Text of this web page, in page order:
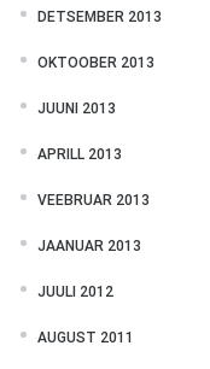
DETSEMBER 2013
OKTOOBER 2013
JUUNI 2013
APRILL 2013
VEEBRUAR 2013
JAANUAR 2013
JUULI 2012
AUGUST 2011